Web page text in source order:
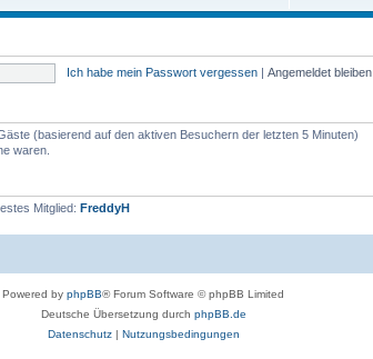
Ich habe mein Passwort vergessen | Angemeldet bleiben
(basierend auf den aktiven Besuchern der letzten 5 Minuten)
waren.
Mitglied: FreddyH
Powered by phpBB® Forum Software © phpBB Limited
Deutsche Übersetzung durch phpBB.de
Datenschutz| Nutzungsbedingungen